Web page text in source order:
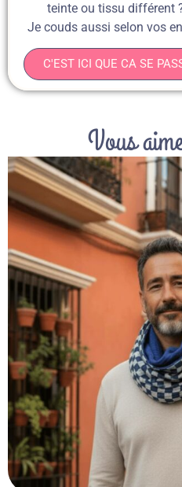
teinte ou tissu différent
Je couds aussi selon vos
C'EST ICI QUE CA SE
Vous